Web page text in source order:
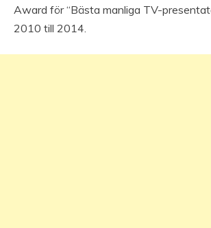
Award för “Bästa manliga TV-
2010 till 2014.